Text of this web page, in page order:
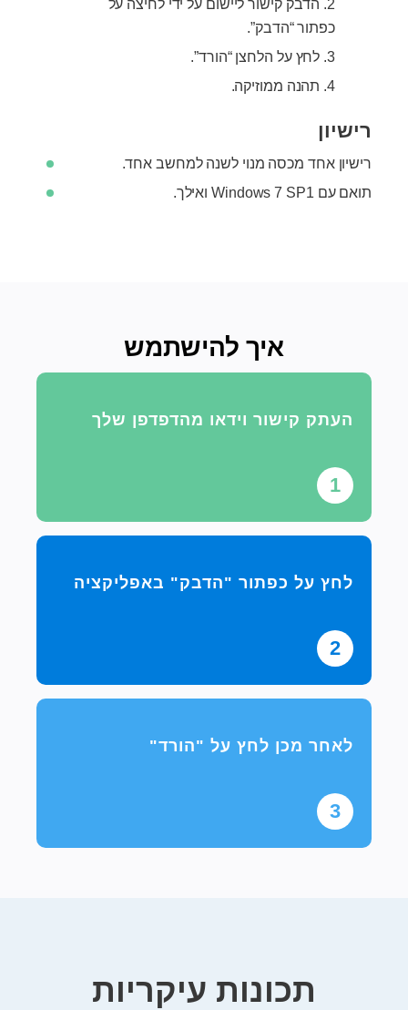
הדבק קישור ליישום על ידי לחיצה על
כפתור “הדבק”.
לחץ על הלחצן “הורד”.
תהנה ממוזיקה.
רישיון
רישיון אחד מכסה מנוי לשנה למחשב אחד.
תואם עם Windows 7 SP1 ואילך.
איך להישתמש
1
העתק קישור וידאו מהדפדפן שלך
2
לחץ על כפתור "הדבק" באפליקציה
3
לאחר מכן לחץ על "הורד"
תכונות עיקריות